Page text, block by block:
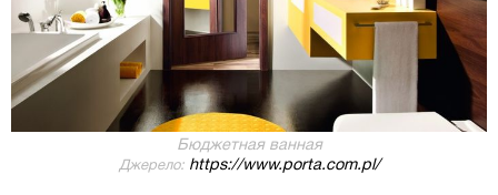
Бюджетная ванная
Джерело:https://www.porta.com.pl/